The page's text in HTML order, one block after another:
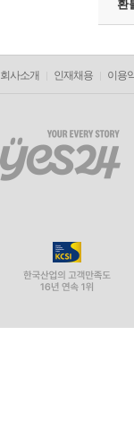
환
회사소개 인재채용 이용